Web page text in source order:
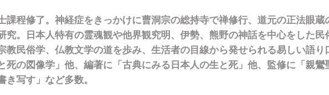
課程修了。神経症をきっかけに曹洞宗の総持寺で禅修行、道元の正法眼蔵
究。日本人特有の霊魂観や他界観究明、伊勢、熊野の神話を中心をした民
教民俗学、仏教文学の道を歩み、生活者の目線から発せられる易しい語り
死の図像学」他、編著に「古典にみる日本人の生と死」他、監修に「親鸞
写す」など多数。